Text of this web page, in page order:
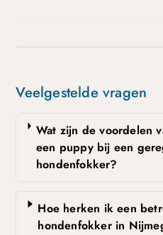
Veelgestelde vragen
Wat zijn de voordelen
een puppy bij een
hondenfokker?
Hoe herken ik een
hondenfokker in